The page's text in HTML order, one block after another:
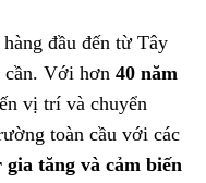
đầu đến từ Tây
cần. Với hơn 40 năm
vị trí và chuyển
toàn cầu với các
gia tăng và cảm biến